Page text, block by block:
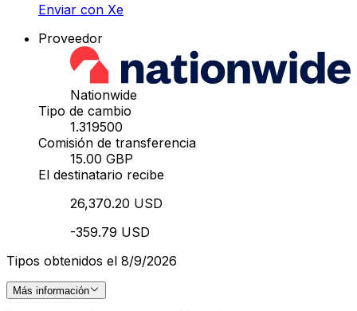
Enviar con Xe
Proveedor
Nationwide
Tipo de cambio
1.319500
Comisión de transferencia
15.00 GBP
El destinatario recibe
26,370.20 USD
-359.79 USD
Tipos obtenidos el 8/9/2026
Más información